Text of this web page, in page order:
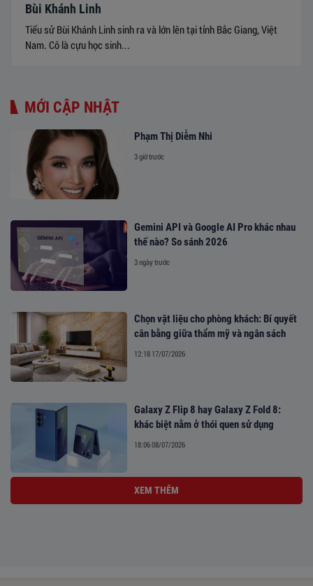
Bùi Khánh Linh
Tiểu sử Bùi Khánh Linh sinh ra và lớn lên tại tỉnh Bắc Giang, Việt
Nam. Cô là cựu học sinh...
MỚI CẬP NHẬT
Phạm Thị Diễm Nhi
3 giờ trước
Gemini API và Google AI Pro khác nhau
thế nào? So sánh 2026
3 ngày trước
Chọn vật liệu cho phòng khách: Bí quyết
cân bằng giữa thẩm mỹ và ngân sách
12:18 17/07/2026
Galaxy Z Flip 8 hay Galaxy Z Fold 8:
khác biệt nằm ở thói quen sử dụng
18:06 08/07/2026
XEM THÊM